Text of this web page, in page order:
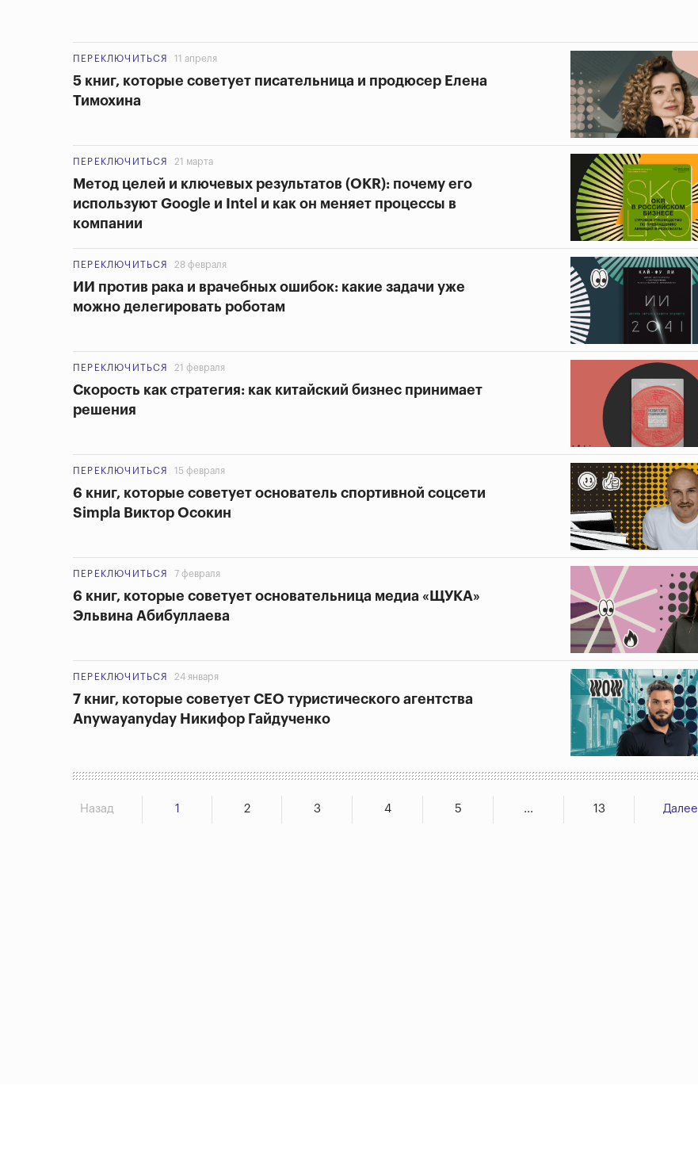
ПЕРЕКЛЮЧИТЬСЯ 11 апреля
5 книг, которые советует писательница и продюсер Елена
Тимохина
ПЕРЕКЛЮЧИТЬСЯ 21 марта
Метод целей и ключевых результатов (OKR): почему его
используют Google и Intel и как он меняет процессы в
компании
ПЕРЕКЛЮЧИТЬСЯ 28 февраля
ИИ против рака и врачебных ошибок: какие задачи уже
можно делегировать роботам
ПЕРЕКЛЮЧИТЬСЯ 21 февраля
Скорость как стратегия: как китайский бизнес принимает
решения
ПЕРЕКЛЮЧИТЬСЯ 15 февраля
6 книг, которые советует основатель спортивной соцсети
Simpla Виктор Осокин
ПЕРЕКЛЮЧИТЬСЯ 7 февраля
6 книг, которые советует основательница медиа «ЩУКА»
Эльвина Абибуллаева
ПЕРЕКЛЮЧИТЬСЯ 24 января
7 книг, которые советует CEO туристического агентства
Anywayanyday Никифор Гайдученко
Назад 1 2 3 4 5 ... 13 Далее